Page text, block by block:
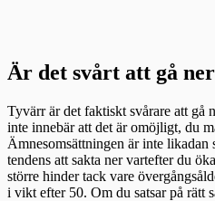
Är det svårt att gå
Tyvärr är det faktiskt svårare att
inte innebär att det är omöjligt, du
Ämnesomsättningen är inte likadan
tendens att sakta ner vartefter du
större hinder tack vare
i vikt efter 50. Om du satsar på rätt